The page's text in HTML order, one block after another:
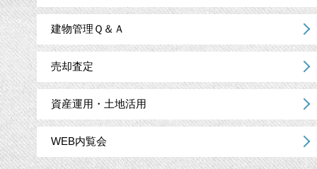
建物管理Ｑ＆Ａ
売却査定
資産運用・土地活用
WEB内覧会